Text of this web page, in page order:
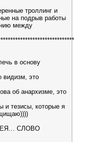
троллинг и
на подрыв работы
между
в основу
видизм, это
об анархизме, это
и тезисы, которые я
СЛОВО